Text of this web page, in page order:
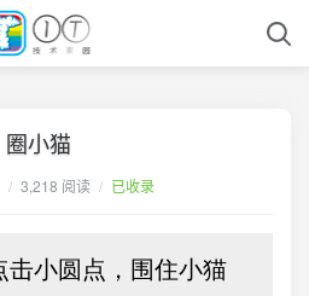
圈小猫
/ 3,218 阅读 / 已收录